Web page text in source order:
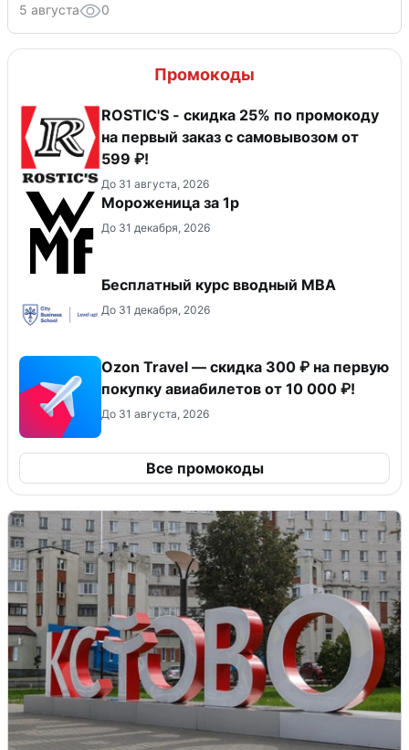
5 августа 0
Промокоды
ROSTIC'S - скидка 25% по промокоду
на первый заказ с самовывозом от
599 ₽!
До 31 августа, 2026
Мороженица за 1р
До 31 декабря, 2026
Бесплатный курс вводный МВА
До 31 декабря, 2026
Ozon Travel — скидка 300 ₽ на первую
покупку авиабилетов от 10 000 ₽!
До 31 августа, 2026
Все промокоды